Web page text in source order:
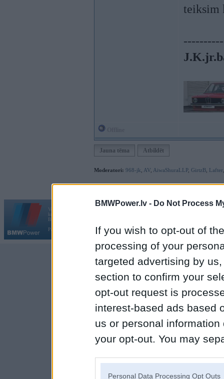
BMWPower.lv - Do Not Process
If you wish to opt-out of
processing of your
targeted advertising by
section to confirm your
opt-out request is
interest-based ads based
us or personal
your opt-out. You may
Personal Data Processing Opt Outs
teiksim
Jauna tēma Atbildēt
Moderatori: 968-jk AV AiwaShuraLLP, GirtzB Lafter
Vortāls BMWPower.lv darbojas
kopš 2002. gada 14. maija. Tas nav auto klubs un nav saistīts ar
BMW AG.
Par BMWPower
Kontakti | Reklāma